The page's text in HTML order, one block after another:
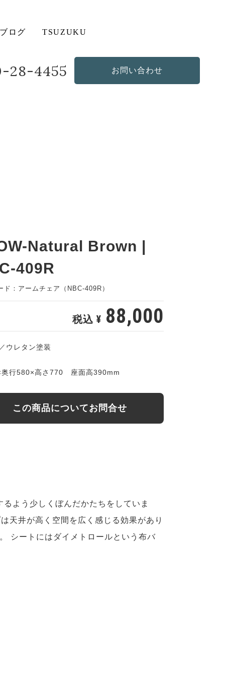
ブログ TSUZUKU
4455 お問い合わせ
Natural Brown |
409R
ド：アームチェア（NBC-409R）
税込 ¥ 88,000
ウレタン塗装
奥行580×高さ770 座面高390mm
この商品についてお問合せ
よう少しくぼんだかたちをしていま
天井が高く空間を広く感じる効果があり
シートにはダイメトロールという布バ